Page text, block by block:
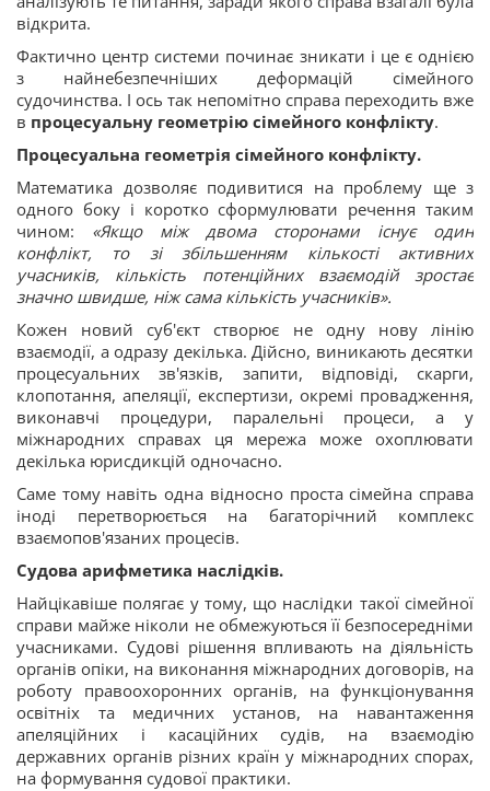
відкрита.
Фактично центр системи починає зникати і це є однією
з найнебезпечніших деформацій сімейного
судочинства. І ось так непомітно справа переходить вже
в процесуальну геометрію сімейного конфлікту.
Процесуальна геометрія сімейного конфлікту.
Математика дозволяє подивитися на проблему ще з
одного боку і коротко сформулювати речення таким
чином: «Якщо між двома сторонами існує один
конфлікт, то зі збільшенням кількості активних
учасників, кількість потенційних взаємодій зростає
значно швидше, ніж сама кількість учасників».
Кожен новий суб'єкт створює не одну нову лінію
взаємодії, а одразу декілька. Дійсно, виникають десятки
процесуальних зв'язків, запити, відповіді, скарги,
клопотання, апеляції, експертизи, окремі провадження,
виконавчі процедури, паралельні процеси, а у
міжнародних справах ця мережа може охоплювати
декілька юрисдикцій одночасно.
Саме тому навіть одна відносно проста сімейна справа
іноді перетворюється на багаторічний комплекс
взаємопов'язаних процесів.
Судова арифметика наслідків.
Найцікавіше полягає у тому, що наслідки такої сімейної
справи майже ніколи не обмежуються її безпосередніми
учасниками. Судові рішення впливають на діяльність
органів опіки, на виконання міжнародних договорів, на
роботу правоохоронних органів, на функціонування
освітніх та медичних установ, на навантаження
апеляційних і касаційних судів, на взаємодію
державних органів різних країн у міжнародних спорах,
на формування судової практики.